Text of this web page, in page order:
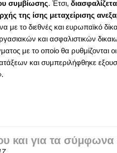
συμβίωσης. Έτσι,
της ίσης μεταχείρισης
με το διεθνές και ευρωπαϊκό
και ασφαλιστικών
με το οποίο θα ρυθμίζονται
και συμπεριλήφθηκε
και για τα